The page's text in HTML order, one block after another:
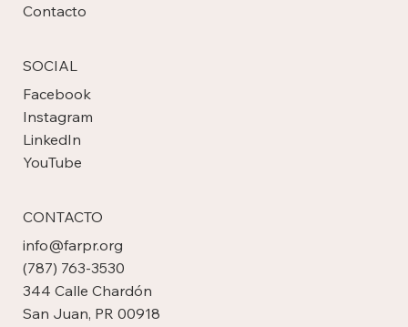
Contacto
SOCIAL
Facebook
Instagram
LinkedIn
YouTube
CONTACTO
info@farpr.org
(787) 763-3530
344 Calle Chardón
San Juan, PR 00918